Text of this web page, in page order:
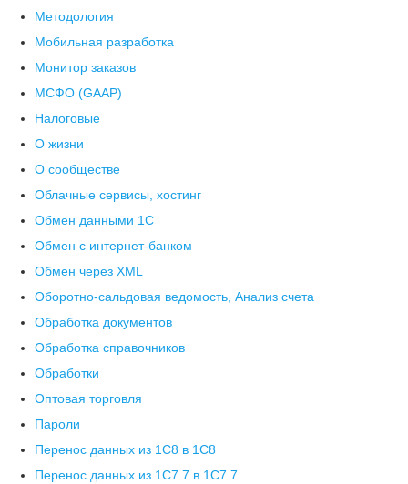
Методология
Мобильная разработка
Монитор заказов
МСФО (GAAP)
Налоговые
О жизни
О сообществе
Облачные сервисы, хостинг
Обмен данными 1С
Обмен с интернет-банком
Обмен через XML
Оборотно-сальдовая ведомость, Анализ счета
Обработка документов
Обработка справочников
Обработки
Оптовая торговля
Пароли
Перенос данных из 1C8 в 1C8
Перенос данных из 1С7.7 в 1C7.7